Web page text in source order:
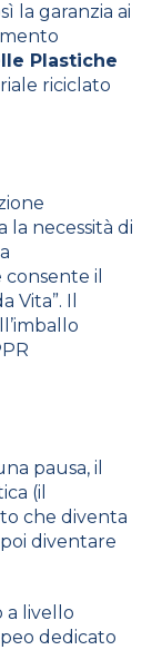
la garanzia ai
Plastiche
riciclato
necessità di
il
Vita”. Il
pausa, il
(il
che diventa
diventare
a livello
dedicato